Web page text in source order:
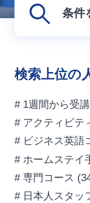
条件
検索上位の
# 1週間から受
# アクティビテ
# ビジネス英語
# ホームステイ
# 専門コース
# 日本人スタッ